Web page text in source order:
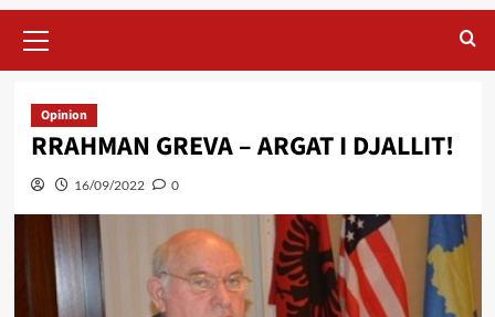
Menu
Opinion
RRAHMAN GREVA – ARGAT I DJALLIT!
16/09/2022 0